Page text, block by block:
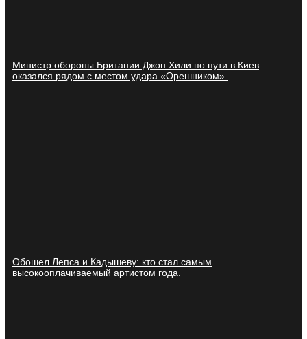
Министр обороны Британии Джон Хили по пути в Киев
оказался рядом с местом удара «Орешником».
Обошел Лепса и Кадышеву: кто стал самым
высокооплачиваемый артистом года.